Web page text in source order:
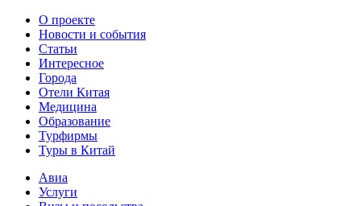
О проекте
Новости и события
Статьи
Интересное
Города
Отели Китая
Медицина
Образование
Турфирмы
Туры в Китай
Авиа
Услуги